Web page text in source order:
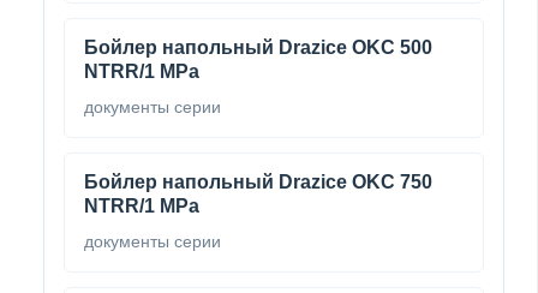
Бойлер напольный Drazice OKC 500
NTRR/1 MPa
документы серии
Бойлер напольный Drazice OKC 750
NTRR/1 MPa
документы серии